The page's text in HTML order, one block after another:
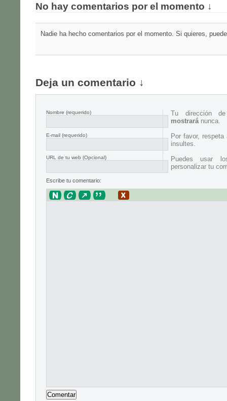
No hay comentarios por el momento ↓
Nadie ha hecho comentarios por el momento. Si quieres,
Deja un comentario ↓
Nombre (requerido)
E-mail (requerido)
URL de tu web (Opcional)
Tu dirección
mostraránunca.
Por favor,
insultes.
Puedes usar
personalizar tu
Escribe tu comentario: